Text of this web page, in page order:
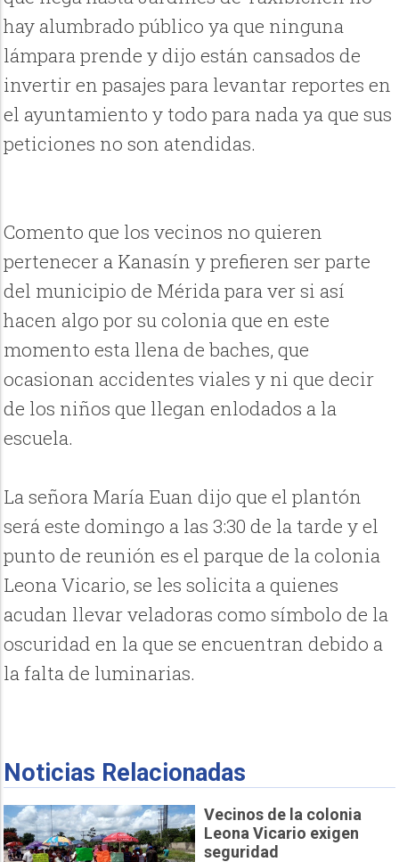
hay alumbrado público ya que ninguna
lámpara prende y dijo están cansados de
invertir en pasajes para levantar reportes en
el ayuntamiento y todo para nada ya que sus
peticiones no son atendidas.
Comento que los vecinos no quieren
pertenecer a Kanasín y prefieren ser parte
del municipio de Mérida para ver si así
hacen algo por su colonia que en este
momento esta llena de baches, que
ocasionan accidentes viales y ni que decir
de los niños que llegan enlodados a la
escuela.
La señora María Euan dijo que el plantón
será este domingo a las 3:30 de la tarde y el
punto de reunión es el parque de la colonia
Leona Vicario, se les solicita a quienes
acudan llevar veladoras como símbolo de la
oscuridad en la que se encuentran debido a
la falta de luminarias.
Noticias Relacionadas
Vecinos de la colonia
Leona Vicario exigen
seguridad